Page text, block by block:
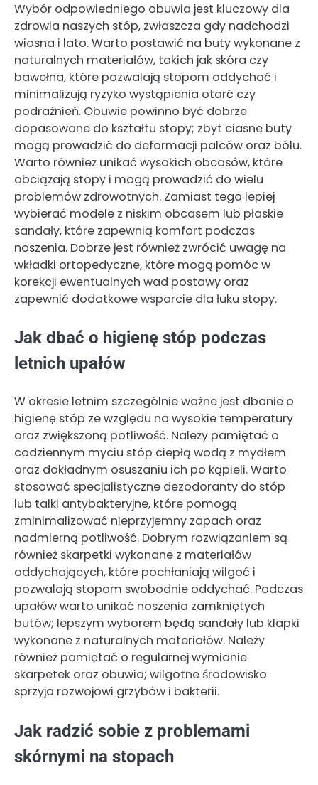
Wybór odpowiedniego obuwia jest kluczowy dla
zdrowia naszych stóp, zwłaszcza gdy nadchodzi
wiosna i lato. Warto postawić na buty wykonane z
naturalnych materiałów, takich jak skóra czy
bawełna, które pozwalają stopom oddychać i
minimalizują ryzyko wystąpienia otarć czy
podrażnień. Obuwie powinno być dobrze
dopasowane do kształtu stopy; zbyt ciasne buty
mogą prowadzić do deformacji palców oraz bólu.
Warto również unikać wysokich obcasów, które
obciążają stopy i mogą prowadzić do wielu
problemów zdrowotnych. Zamiast tego lepiej
wybierać modele z niskim obcasem lub płaskie
sandały, które zapewnią komfort podczas
noszenia. Dobrze jest również zwrócić uwagę na
wkładki ortopedyczne, które mogą pomóc w
korekcji ewentualnych wad postawy oraz
zapewnić dodatkowe wsparcie dla łuku stopy.
Jak dbać o higienę stóp podczas
letnich upałów
W okresie letnim szczególnie ważne jest dbanie o
higienę stóp ze względu na wysokie temperatury
oraz zwiększoną potliwość. Należy pamiętać o
codziennym myciu stóp ciepłą wodą z mydłem
oraz dokładnym osuszaniu ich po kąpieli. Warto
stosować specjalistyczne dezodoranty do stóp
lub talki antybakteryjne, które pomogą
zminimalizować nieprzyjemny zapach oraz
nadmierną potliwość. Dobrym rozwiązaniem są
również skarpetki wykonane z materiałów
oddychających, które pochłaniają wilgoć i
pozwalają stopom swobodnie oddychać. Podczas
upałów warto unikać noszenia zamkniętych
butów; lepszym wyborem będą sandały lub klapki
wykonane z naturalnych materiałów. Należy
również pamiętać o regularnej wymianie
skarpetek oraz obuwia; wilgotne środowisko
sprzyja rozwojowi grzybów i bakterii.
Jak radzić sobie z problemami
skórnymi na stopach